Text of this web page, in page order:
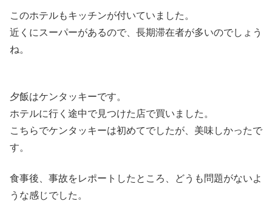
このホテルもキッチンが付いていました。
近くにスーパーがあるので、長期滞在者が多いのでしょう
ね。
夕飯はケンタッキーです。
ホテルに行く途中で見つけた店で買いました。
こちらでケンタッキーは初めてでしたが、美味しかったで
す。
食事後、事故をレポートしたところ、どうも問題がないよ
うな感じでした。